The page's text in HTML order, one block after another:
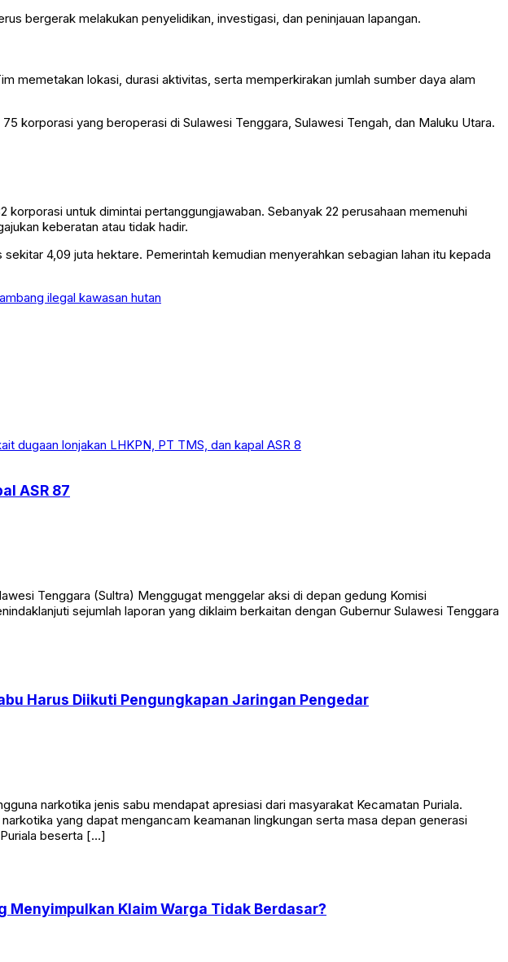
bergerak melakukan penyelidikan, investigasi, dan peninjauan lapangan.
memetakan lokasi, durasi aktivitas, serta memperkirakan jumlah sumber daya alam
korporasi yang beroperasi di Sulawesi Tenggara, Sulawesi Tengah, dan Maluku Utara.
untuk dimintai pertanggungjawaban. Sebanyak 22 perusahaan memenuhi
keberatan atau tidak hadir.
4,09 juta hektare. Pemerintah kemudian menyerahkan sebagian lahan itu kepada
ilegal kawasan hutan
ASR 87
Tenggara (Sultra) Menggugat menggelar aksi di depan gedung Komisi
sejumlah laporan yang diklaim berkaitan dengan Gubernur Sulawesi Tenggara
Harus Diikuti Pengungkapan Jaringan Pengedar
narkotika jenis sabu mendapat apresiasi dari masyarakat Kecamatan Puriala.
yang dapat mengancam keamanan lingkungan serta masa depan generasi
beserta […]
Menyimpulkan Klaim Warga Tidak Berdasar?